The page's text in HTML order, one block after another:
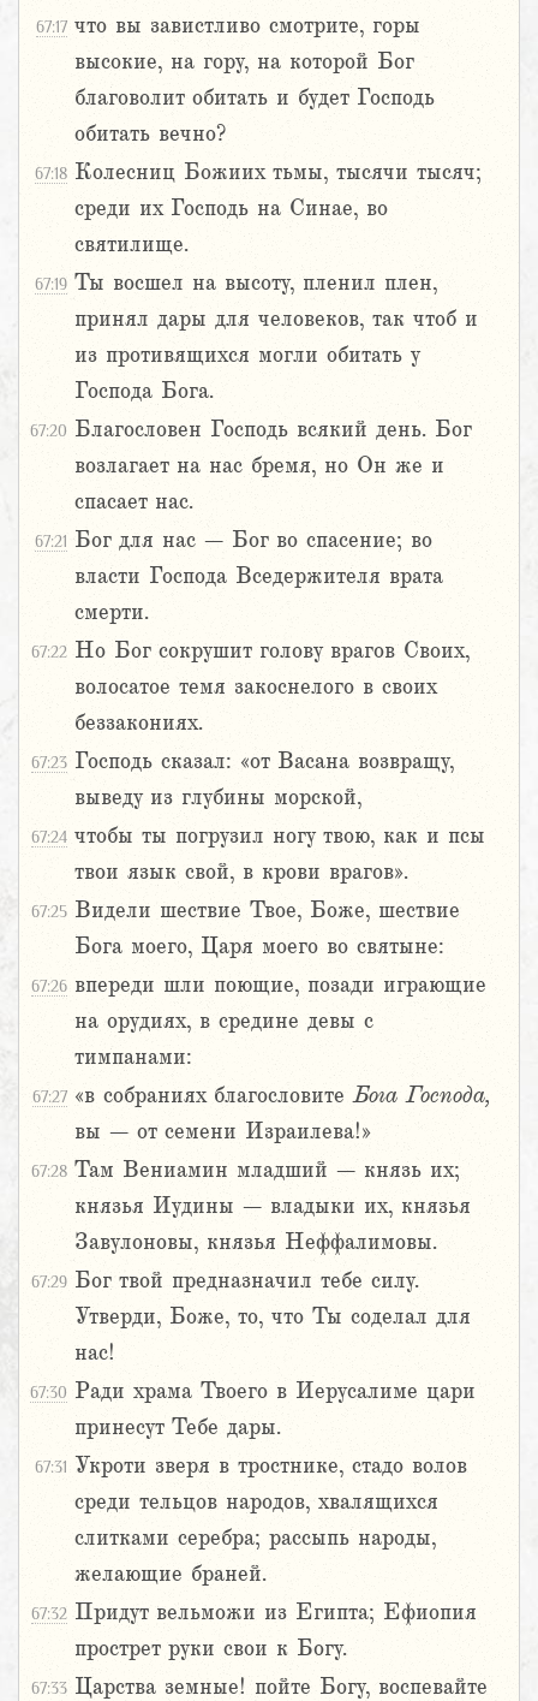
67:17 что вы завистливо смотрите, горы
высокие, на гору, на которой Бог
благоволит обитать и будет Господь
обитать вечно?
67:18 Колесниц Божиих тьмы, тысячи тысяч;
среди их Господь на Синае, во
святилище.
67:19 Ты восшел на высоту, пленил плен,
принял дары для человеков, так чтоб и
из противящихся могли обитать у
Господа Бога.
67:20 Благословен Господь всякий день. Бог
возлагает на нас бремя, но Он же и
спасает нас.
67:21 Бог для нас – Бог во спасение; во
власти Господа Вседержителя врата
смерти.
67:22 Но Бог сокрушит голову врагов Своих,
волосатое темя закоснелого в своих
беззакониях.
67:23 Господь сказал: «от Васана возвращу,
выведу из глубины морской,
67:24 чтобы ты погрузил ногу твою, как и псы
твои язык свой, в крови врагов».
67:25 Видели шествие Твое, Боже, шествие
Бога моего, Царя моего во святыне:
67:26 впереди шли поющие, позади играющие
на орудиях, в средине девы с
тимпанами:
67:27 «в собраниях благословитеБога Господа,
вы – от семени Израилева!»
67:28 Там Вениамин младший – князь их;
князья Иудины – владыки их, князья
Завулоновы, князья Неффалимовы.
67:29 Бог твой предназначил тебе силу.
Утверди, Боже, то, что Ты соделал для
нас!
67:30 Ради храма Твоего в Иерусалиме цари
принесут Тебе дары.
67:31
Укроти зверя в тростнике, стадо волов
среди тельцов народов, хвалящихся
слитками серебра; рассыпь народы,
желающие браней.
67:32 Придут вельможи из Египта; Ефиопия
прострет руки свои к Богу.
67:33 Царства земные! пойте Богу, воспевайте